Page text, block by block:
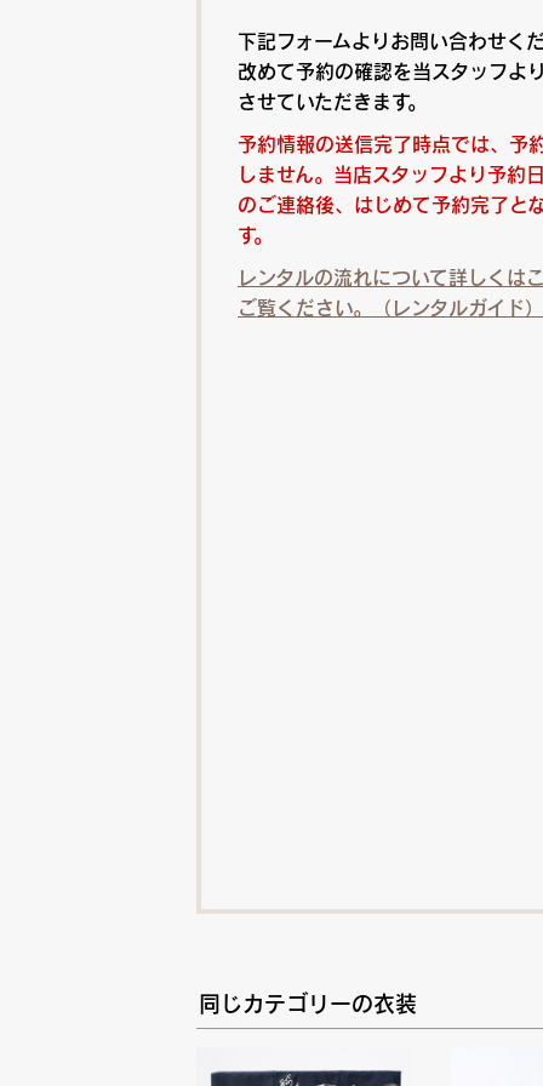
下記フォームよりお問い合わせくだ
改めて予約の確認を当スタッフよ
させていただきます。
予約情報の送信完了時点では、予
しません。当店スタッフより予約
のご連絡後、はじめて予約完了と
す。
レンタルの流れについて詳しくは
ご覧ください。（レンタルガイド）
同じカテゴリーの衣装